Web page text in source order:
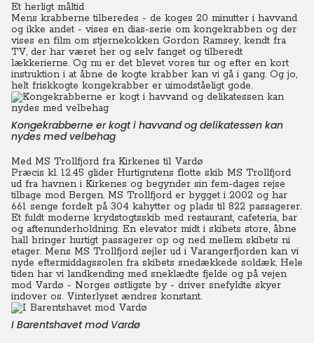
Et herligt måltid
Mens krabberne tilberedes - de koges 20 minutter i havvand
og ikke andet - vises en dias-serie om kongekrabben og der
vises en film om stjernekokken Gordon Ramsey, kendt fra
TV, der har været her og selv fanget og tilberedt
lækkerierne. Og nu er det blevet vores tur og efter en kort
instruktion i at åbne de kogte krabber kan vi gå i gang. Og jo,
helt friskkogte kongekrabber er uimodståeligt gode.
Kongekrabberne er kogt i havvand og delikatessen kan
nydes med velbehag
Med MS Trollfjord fra Kirkenes til Vardø
Præcis kl. 12.45 glider Hurtigrutens flotte skib MS Trollfjord
ud fra havnen i Kirkenes og begynder sin fem-dages rejse
tilbage mod Bergen. MS Trollfjord er bygget i 2002 og har
661 senge fordelt på 304 kahytter og plads til 822 passagerer.
Et fuldt moderne krydstogtsskib med restaurant, cafeteria, bar
og aftenunderholdning. En elevator midt i skibets store, åbne
hall bringer hurtigt passagerer op og ned mellem skibets ni
etager. Mens MS Trollfjord sejler ud i Varangerfjorden kan vi
nyde eftermiddagssolen fra skibets snedækkede soldæk. Hele
tiden har vi landkending med sneklædte fjelde og på vejen
mod Vardø - Norges østligste by - driver snefyldte skyer
indover os. Vinterlyset ændres konstant.
I Barentshavet mod Vardø